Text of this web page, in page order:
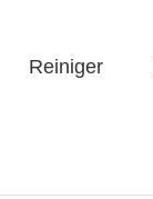
Reiniger